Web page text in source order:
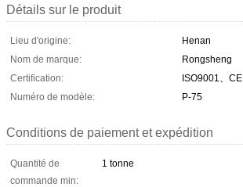
Détails sur le produit
Lieu d'origine:
Henan
Nom de marque:
Rongsheng
Certification:
ISO9001、CE
Numéro de modèle:
P-75
Conditions de paiement et expédition
Quantité de
commande min:
1 tonne